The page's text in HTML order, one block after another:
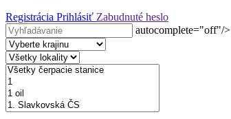
Registrácia Prihlásiť Zabudnuté heslo
autocomplete="off"/>